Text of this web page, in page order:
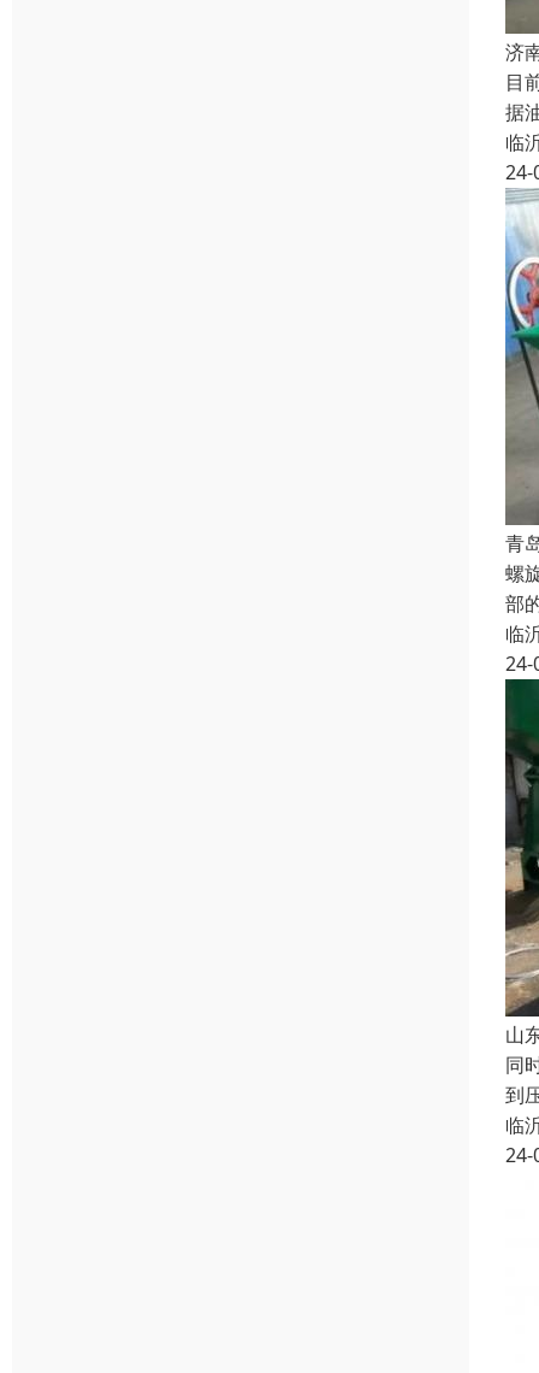
济
目
据
临
24-
青
螺
部
临
24-
山
同
到
临
24-